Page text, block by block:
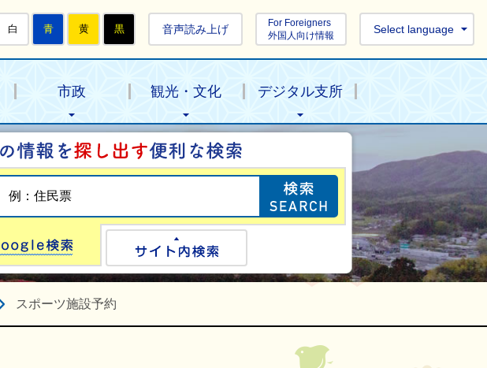
白 青 黄 黒 音声読み上げ
For Foreigners
外国人向け情報
Select language
市政 観光・文化 デジタル支所
目的の情報を探
Google検索
スポーツ施設予約